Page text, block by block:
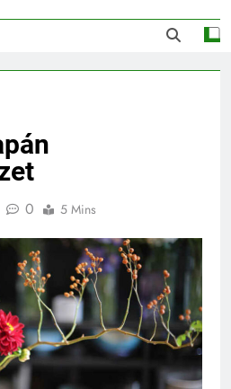
Kertészeti
Magazin |
És
0 5 Mins